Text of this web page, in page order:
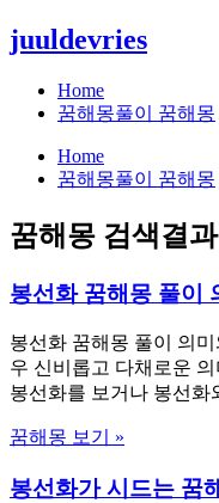
콘
텐
juuldevries
Home
꿈해몽풀이 꿈해몽
Home
꿈해몽풀이 꿈해몽
꿈해몽 검색결
봉선화 꿈해몽 풀이
봉선화 꿈해몽 풀이 의
우 신비롭고 다채로운
봉선화를 보거나 봉선화
꿈해몽 보기 »
봉선화가 시드는 꿈